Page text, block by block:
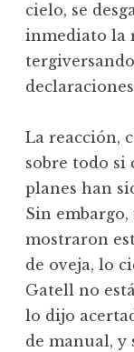
cielo, se
inmediato la
La reacción,
sobre todo si
planes han
Sin
mostraron
de oveja, lo
Gatell no
lo dijo
de manual, y